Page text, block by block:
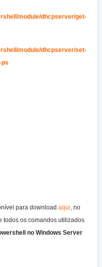
module/dhcpserver/get-
module/dhcpserver/set-
ps
para download aqui, no
todos os comandos utilizados
no Windows Server